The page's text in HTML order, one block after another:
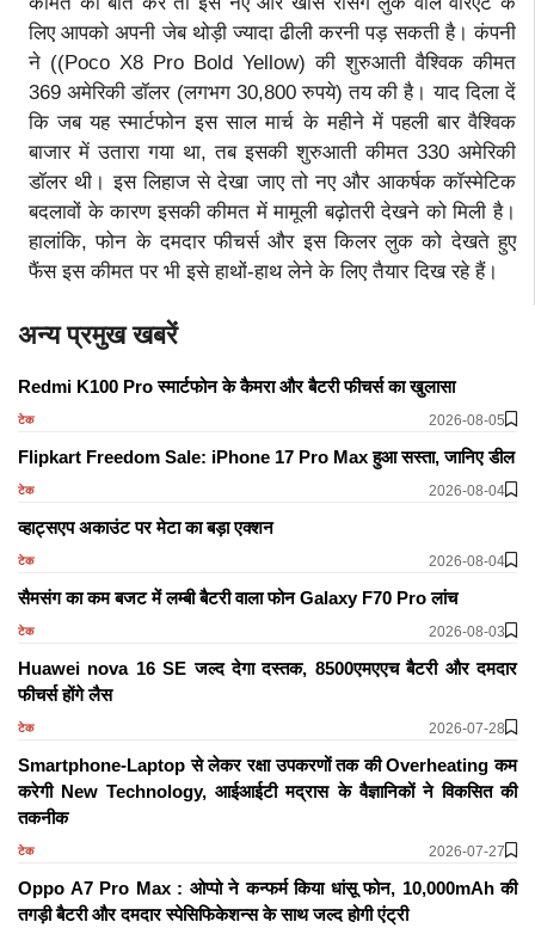
लिए आपको अपनी जेब थोड़ी ज्यादा ढीली करनी पड़ सकती है। कंपनी
ने ((Poco X8 Pro Bold Yellow) की शुरुआती वैश्विक कीमत
369 अमेरिकी डॉलर (लगभग 30,800 रुपये) तय की है। याद दिला दें
कि जब यह स्मार्टफोन इस साल मार्च के महीने में पहली बार वैश्विक
बाजार में उतारा गया था, तब इसकी शुरुआती कीमत 330 अमेरिकी
डॉलर थी। इस लिहाज से देखा जाए तो नए और आकर्षक कॉस्मेटिक
बदलावों के कारण इसकी कीमत में मामूली बढ़ोतरी देखने को मिली है।
हालांकि, फोन के दमदार फीचर्स और इस किलर लुक को देखते हुए
फैंस इस कीमत पर भी इसे हाथों-हाथ लेने के लिए तैयार दिख रहे हैं।
अन्य प्रमुख खबरें
Redmi K100 Pro स्मार्टफोन के कैमरा और बैटरी फीचर्स का खुलासा
टेक 2026-08-05
Flipkart Freedom Sale: iPhone 17 Pro Max हुआ सस्ता, जानिए डील
टेक 2026-08-04
व्हाट्सएप अकाउंट पर मेटा का बड़ा एक्शन
टेक 2026-08-04
सैमसंग का कम बजट में लम्बी बैटरी वाला फोन Galaxy F70 Pro लांच
टेक 2026-08-03
Huawei nova 16 SE जल्द देगा दस्तक, 8500एमएएच बैटरी और दमदार
फीचर्स होंगे लैस
टेक 2026-07-28
Smartphone-Laptop से लेकर रक्षा उपकरणों तक की Overheating कम
करेगी New Technology, आईआईटी मद्रास के वैज्ञानिकों ने विकसित की
तकनीक
टेक 2026-07-27
Oppo A7 Pro Max : ओप्पो ने कन्फर्म किया धांसू फोन, 10,000mAh की
तगड़ी बैटरी और दमदार स्पेसिफिकेशन्स के साथ जल्द होगी एंट्री